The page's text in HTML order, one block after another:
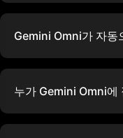
Gemini Omni가 자동
누가 Gemini Omni에